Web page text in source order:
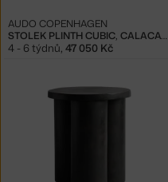
STOLEK PLINTH CUBIC, CALACATTA VIOLA
AUDO COPENHAGEN
4 - 6 týdnů, 47 050 Kč